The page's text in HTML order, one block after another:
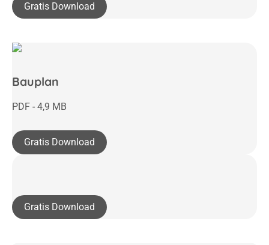
Gratis Download
Bauplan
PDF - 4,9 MB
Gratis Download
Gratis Download